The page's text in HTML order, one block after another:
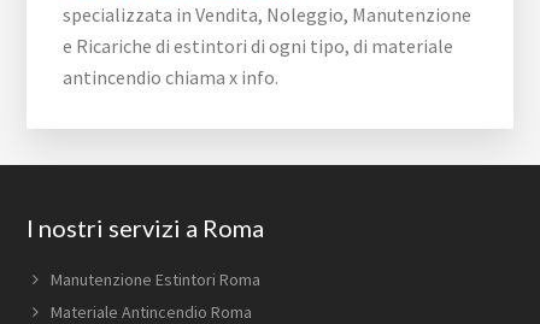
specializzata in Vendita, Noleggio, Manutenzione
e Ricariche di estintori di ogni tipo, di materiale
antincendio chiama x info.
Footer
I nostri servizi a Roma
Manutenzione Estintori Roma
Materiale Antincendio Roma